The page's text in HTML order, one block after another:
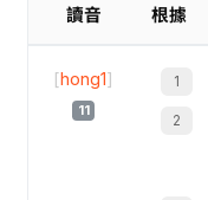
讀音 根據
[hong1]
11